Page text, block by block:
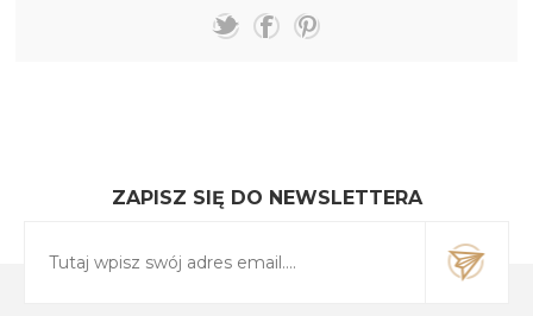
ZAPISZ SIĘ DO NEWSLETTERA